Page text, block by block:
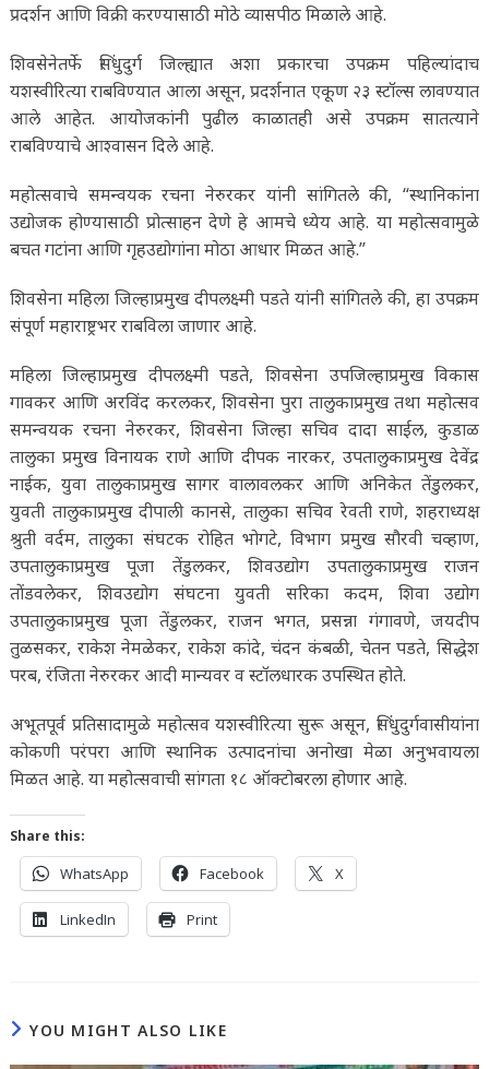
प्रदर्शन आणि विक्री करण्यासाठी मोठे व्यासपीठ मिळाले आहे.
शिवसेनेतर्फे सिंधुदुर्ग जिल्ह्यात अशा प्रकारचा उपक्रम पहिल्यांदाच
यशस्वीरित्या राबविण्यात आला असून, प्रदर्शनात एकूण २३ स्टॉल्स लावण्यात
आले आहेत. आयोजकांनी पुढील काळातही असे उपक्रम सातत्याने
राबविण्याचे आश्वासन दिले आहे.
महोत्सवाचे समन्वयक रचना नेरुरकर यांनी सांगितले की, “स्थानिकांना
उद्योजक होण्यासाठी प्रोत्साहन देणे हे आमचे ध्येय आहे. या महोत्सवामुळे
बचत गटांना आणि गृहउद्योगांना मोठा आधार मिळत आहे.”
शिवसेना महिला जिल्हाप्रमुख दीपलक्ष्मी पडते यांनी सांगितले की, हा उपक्रम
संपूर्ण महाराष्ट्रभर राबविला जाणार आहे.
महिला जिल्हाप्रमुख दीपलक्ष्मी पडते, शिवसेना उपजिल्हाप्रमुख विकास
गावकर आणि अरविंद करलकर, शिवसेना पुरा तालुकाप्रमुख तथा महोत्सव
समन्वयक रचना नेरुरकर, शिवसेना जिल्हा सचिव दादा साईल, कुडाळ
तालुका प्रमुख विनायक राणे आणि दीपक नारकर, उपतालुकाप्रमुख देवेंद्र
नाईक, युवा तालुकाप्रमुख सागर वालावलकर आणि अनिकेत तेंडुलकर,
युवती तालुकाप्रमुख दीपाली कानसे, तालुका सचिव रेवती राणे, शहराध्यक्ष
श्रुती वर्दम, तालुका संघटक रोहित भोगटे, विभाग प्रमुख सौरवी चव्हाण,
उपतालुकाप्रमुख पूजा तेंडुलकर, शिवउद्योग उपतालुकाप्रमुख राजन
तोंडवलेकर, शिवउद्योग संघटना युवती सरिका कदम, शिवा उद्योग
उपतालुकाप्रमुख पूजा तेंडुलकर, राजन भगत, प्रसन्ना गंगावणे, जयदीप
तुळसकर, राकेश नेमळेकर, राकेश कांदे, चंदन कंबळी, चेतन पडते, सिद्धेश
परब, रंजिता नेरुरकर आदी मान्यवर व स्टॉलधारक उपस्थित होते.
अभूतपूर्व प्रतिसादामुळे महोत्सव यशस्वीरित्या सुरू असून, सिंधुदुर्गवासीयांना
कोकणी परंपरा आणि स्थानिक उत्पादनांचा अनोखा मेळा अनुभवायला
मिळत आहे. या महोत्सवाची सांगता १८ ऑक्टोबरला होणार आहे.
Share this:
WhatsApp Facebook X
LinkedIn Print
YOU MIGHT ALSO LIKE